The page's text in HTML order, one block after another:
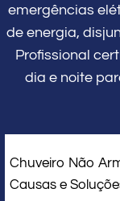
emergências
de energia,
Profissional
dia e noite
Chuveiro Não
Causas e